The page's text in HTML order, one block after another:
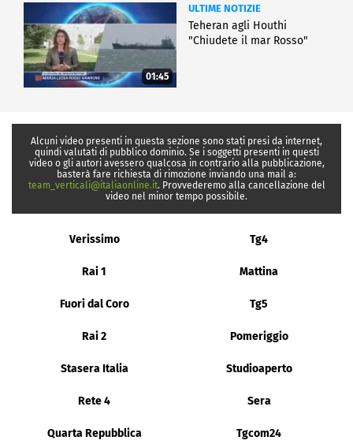
01:45
ULTIME NOTIZIE
Teheran agli Houthi
"Chiudete il mar Rosso"
Alcuni video presenti in questa sezione sono stati presi da internet,
quindi valutati di pubblico dominio. Se i soggetti presenti in questi
video o gli autori avessero qualcosa in contrario alla pubblicazione,
basterà fare richiesta di rimozione inviando una mail a:
team_verticali@italiaonline.it. Provvederemo alla cancellazione del
video nel minor tempo possibile.
Verissimo Tg4
Rai 1 Mattina
Fuori dal Coro Tg5
Rai 2 Pomeriggio
Stasera Italia Studioaperto
Rete 4 Sera
Quarta Repubblica Tgcom24